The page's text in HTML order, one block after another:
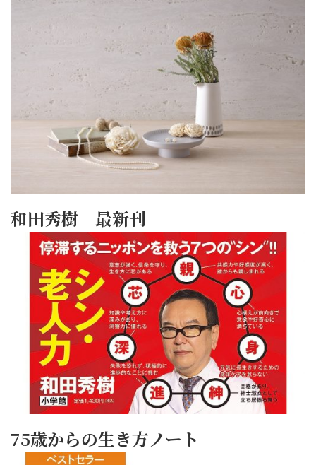
和田秀樹 最新刊
75歳からの生き方ノート